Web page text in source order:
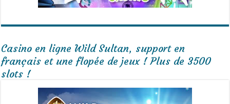
Casino en ligne Wild Sultan, support en
français et une flopée de jeux ! Plus de 3500
slots !